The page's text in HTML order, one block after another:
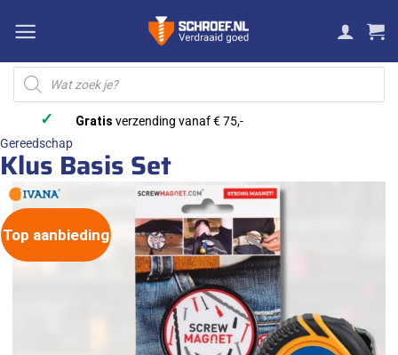
naar
inhoud
Producten
zoeken
✓ Gratis verzending vanaf € 75,-
Gereedschap
Klus Basis Set
Top aanbieding